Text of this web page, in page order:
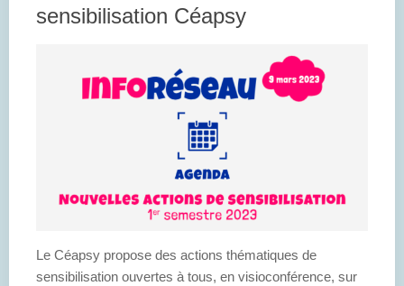
sensibilisation Céapsy
Le Céapsy propose des actions thématiques de
sensibilisation ouvertes à tous, en visioconférence, sur